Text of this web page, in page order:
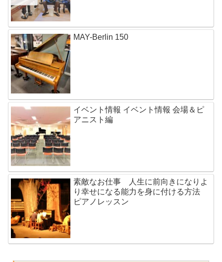
MAY-Berlin 150
イベント情報 イベント情報 会場＆ピ
アニスト編
素敵なお仕事 人生に前向きになりよ
り幸せになる能力を身に付ける方法
ピアノレッスン